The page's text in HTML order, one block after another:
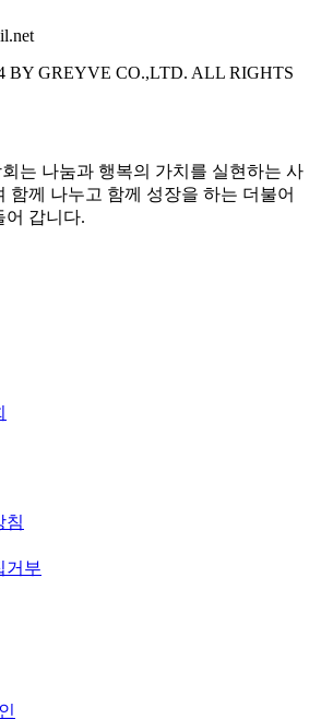
BY GREYVE CO.,LTD. ALL RIGHTS
는 나눔과 행복의 가치를 실현하는 사
함께 나누고 함께 성장을 하는 더불어
어 갑니다.
침
거부